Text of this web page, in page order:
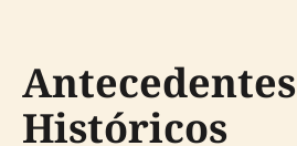
Antecedentes
Históricos